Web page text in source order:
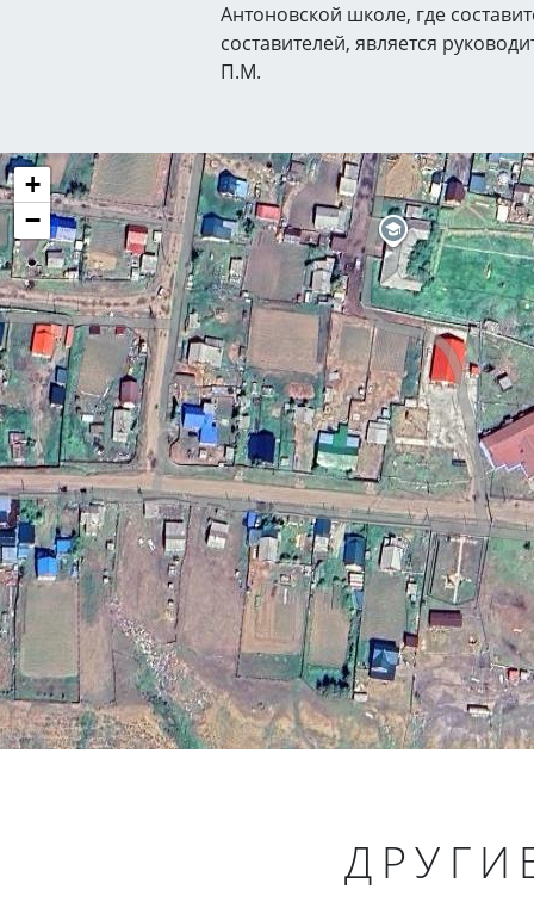
Антоновской школе, где
составителей, является
П.М.
+
−